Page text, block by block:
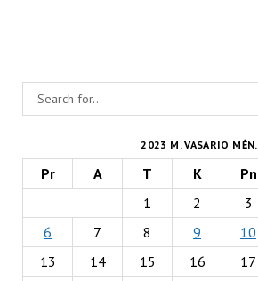
2023 M. VASARIO MĖN.
Pr A T K Pn
1
2 3
6
7 8 9 10
13
14 15 16 17